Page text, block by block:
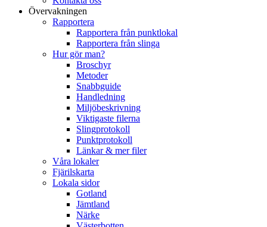
Övervakningen
Rapportera
Rapportera från punktlokal
Rapportera från slinga
Hur gör man?
Broschyr
Metoder
Snabbguide
Handledning
Miljöbeskrivning
Viktigaste filerna
Slingprotokoll
Punktprotokoll
Länkar & mer filer
Våra lokaler
Fjärilskarta
Lokala sidor
Gotland
Jämtland
Närke